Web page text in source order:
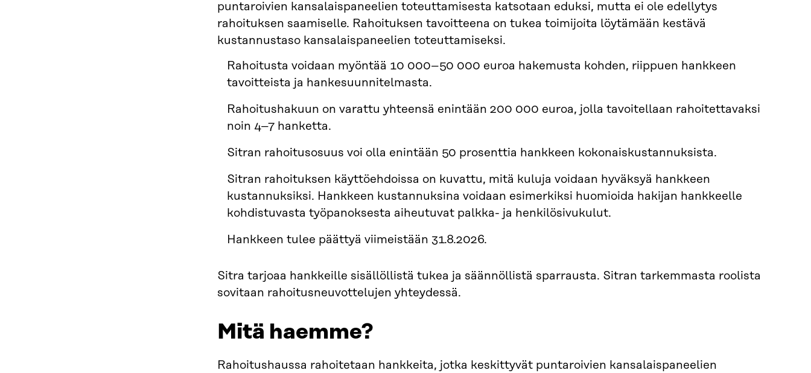
puntaroivien kansalaispaneelien toteuttamisesta katsotaan eduksi, mutta ei ole edellytys
rahoituksen saamiselle. Rahoituksen tavoitteena on tukea toimijoita löytämään kestävä
kustannustaso kansalaispaneelien toteuttamiseksi.
Rahoitusta voidaan myöntää 10 000–50 000 euroa hakemusta kohden, riippuen hankkeen
tavoitteista ja hankesuunnitelmasta.
Rahoitushakuun on varattu yhteensä enintään 200 000 euroa, jolla tavoitellaan rahoitettavaksi
noin 4–7 hanketta.
Sitran rahoitusosuus voi olla enintään 50 prosenttia hankkeen kokonaiskustannuksista.
Sitran rahoituksen käyttöehdoissa on kuvattu, mitä kuluja voidaan hyväksyä hankkeen
kustannuksiksi. Hankkeen kustannuksina voidaan esimerkiksi huomioida hakijan hankkeelle
kohdistuvasta työpanoksesta aiheutuvat palkka- ja henkilösivukulut.
Hankkeen tulee päättyä viimeistään 31.8.2026.
Sitra tarjoaa hankkeille sisällöllistä tukea ja säännöllistä sparrausta. Sitran tarkemmasta roolista
sovitaan rahoitusneuvottelujen yhteydessä.
Mitä haemme?
Rahoitushaussa rahoitetaan hankkeita, jotka keskittyvät puntaroivien kansalaispaneelien